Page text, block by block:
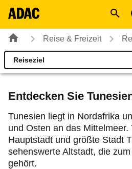
Reise & Freizeit
Tunesien
Reiseziel
Einreise
Fahrzeug
Entdecken Sie
Tunesien liegt in Nordafrika
und Osten an das Mittelmeer.
Hauptstadt und größte Stadt
sehenswerte Altstadt, die
gehört.